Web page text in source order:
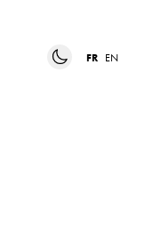
FR EN